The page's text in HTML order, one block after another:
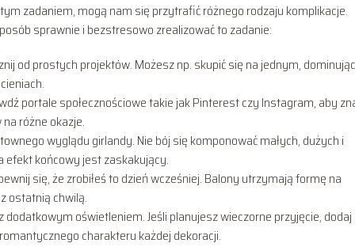
zadaniem, mogą nam się przytrafić różnego rodzaju komplikacje.
sprawnie i bezstresowo zrealizować to zadanie:
od prostych projektów. Możesz np. skupić się na jednym,
portale społecznościowe takie jak Pinterest czy Instagram, aby
różne okazje.
wyglądu girlandy. Nie bój się komponować małych, dużych i
efekt końcowy jest zaskakujący.
się, że zrobiłeś to dzień wcześniej. Balony utrzymają formę na
ostatnią chwilą.
oświetleniem. Jeśli planujesz wieczorne przyjęcie, dodaj
charakteru każdej dekoracji.